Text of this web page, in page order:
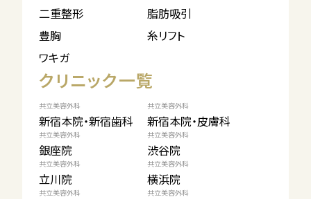
二重整形
脂肪吸引
豊胸
糸リフト
ワキガ
クリニック一覧
共立美容外科
新宿本院・新宿歯科
共立美容外科
新宿本院・皮膚科
共立美容外科
銀座院
共立美容外科
渋谷院
共立美容外科
立川院
共立美容外科
横浜院
共立美容外科 共立美容外科